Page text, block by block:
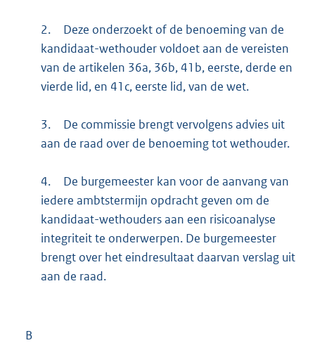
2.
Deze onderzoekt of de benoeming van de
kandidaat-wethouder voldoet aan de vereisten
van de artikelen 36a, 36b, 41b, eerste, derde en
vierde lid, en 41c, eerste lid, van de wet.
3.
De commissie brengt vervolgens advies uit
aan de raad over de benoeming tot wethouder.
4.
De burgemeester kan voor de aanvang van
iedere ambtstermijn opdracht geven om de
kandidaat-wethouders aan een risicoanalyse
integriteit te onderwerpen. De burgemeester
brengt over het eindresultaat daarvan verslag uit
aan de raad.
B